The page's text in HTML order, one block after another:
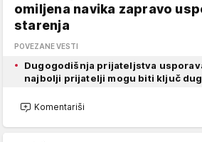
omiljena navika zapravo
starenja
POVEZANE VESTI
Dugogodišnja prijateljstva
najbolji prijatelji mogu biti ključ
Komentariši